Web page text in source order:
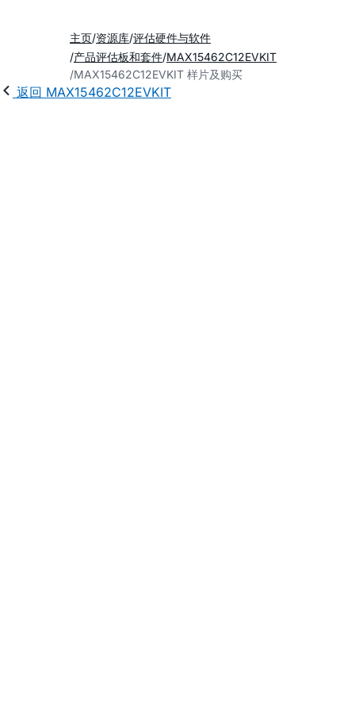
主页 资源库 评估硬件与软件
产品评估板和套件 MAX15462C12EVKIT
MAX15462C12EVKIT 样片及购买
返回 MAX15462C12EVKIT